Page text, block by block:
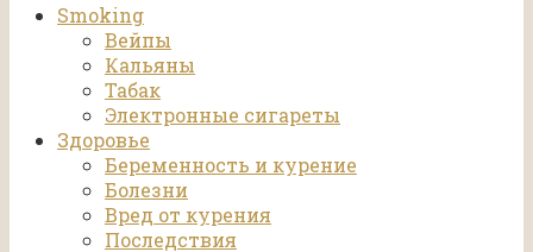
Smoking
Вейпы
Кальяны
Табак
Электронные сигареты
Здоровье
Беременность и курение
Болезни
Вред от курения
Последствия